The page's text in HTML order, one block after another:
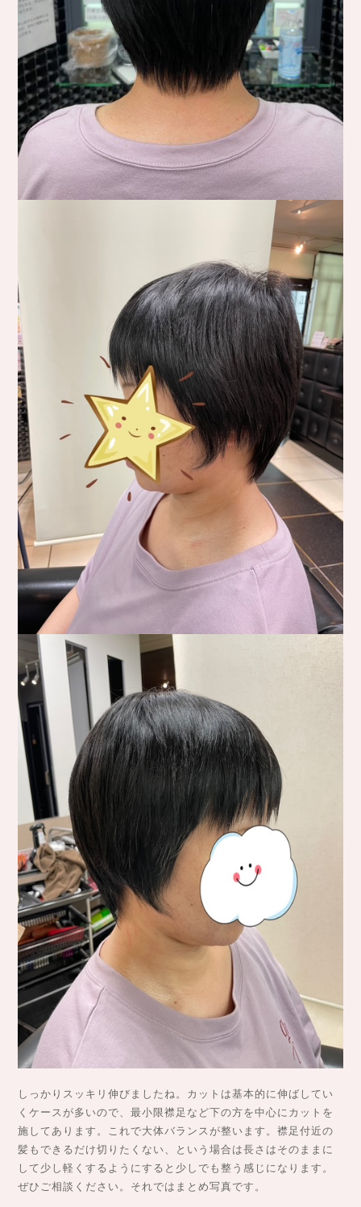
しっかりスッキリ伸びましたね。カットは基本的に伸ばしてい
くケースが多いので、最小限襟足など下の方を中心にカットを
施してあります。これで大体バランスが整います。襟足付近の
髪もできるだけ切りたくない、という場合は長さはそのままに
して少し軽くするようにすると少しでも整う感じになります。
ぜひご相談ください。それではまとめ写真です。